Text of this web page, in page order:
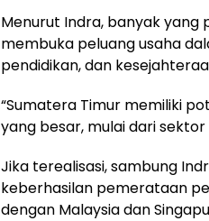
Menurut Indra, banyak
membuka peluang usaha
pendidikan, dan
“Sumatera Timur memiliki
yang besar, mulai dari
Jika terealisasi, sambung
keberhasilan pemerataan
dengan Malaysia dan